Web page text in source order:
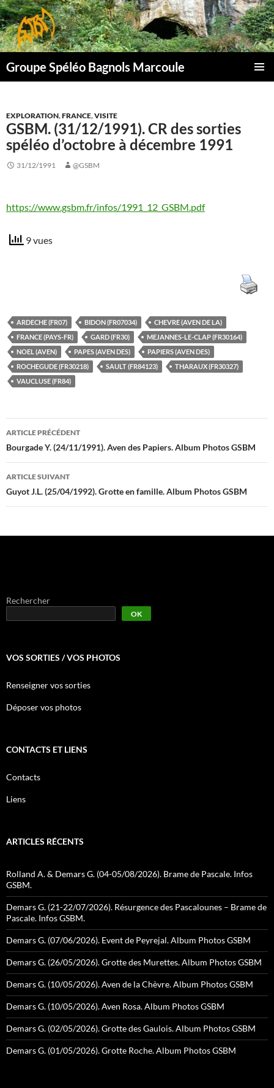
Aller
au
contenu
Groupe Spéléo Bagnols Marcoule
EXPLORATION,FRANCE,VISITE
GSBM. (31/12/1991). CR des sorties
spéléo d’octobre à décembre 1991
31/12/1991 @GSBM
https://www.gsbm.fr/infos/1991_12_GSBM.pdf
9 vues
ARDECHE (FR07) BIDON (FR07034)
CHEVRE (AVEN DE LA)
FRANCE (PAYS-FR)
GARD (FR30)
MEJANNES-LE-CLAP (FR30164)
NOEL (AVEN)
PAPES (AVEN DES)
PAPIERS (AVEN DES)
ROCHEGUDE (FR30218)
SAULT (FR84123)
THARAUX (FR30327)
VAUCLUSE (FR84)
Navigation
des
articles
ARTICLE PRÉCÉDENT
Bourgade Y. (24/11/1991). Aven des Papiers. Album Photos GSBM
ARTICLE SUIVANT
Guyot J.L. (25/04/1992). Grotte en famille. Album Photos GSBM
Rechercher
OK
VOS SORTIES / VOS PHOTOS
Renseigner vos sorties
Déposer vos photos
CONTACTS ET LIENS
Contacts
Liens
ARTICLES RÉCENTS
Rolland A. & Demars G. (04-05/08/2026). Brame de Pascale. Infos
GSBM.
Demars G. (21-22/07/2026). Résurgence des Pascalounes – Brame de
Pascale. Infos GSBM.
Demars G. (07/06/2026). Event de Peyrejal. Album Photos GSBM
Demars G. (26/05/2026). Grotte des Murettes. Album Photos GSBM
Demars G. (10/05/2026). Aven de la Chèvre. Album Photos GSBM
Demars G. (10/05/2026). Aven Rosa. Album Photos GSBM
Demars G. (02/05/2026). Grotte des Gaulois. Album Photos GSBM
Demars G. (01/05/2026). Grotte Roche. Album Photos GSBM